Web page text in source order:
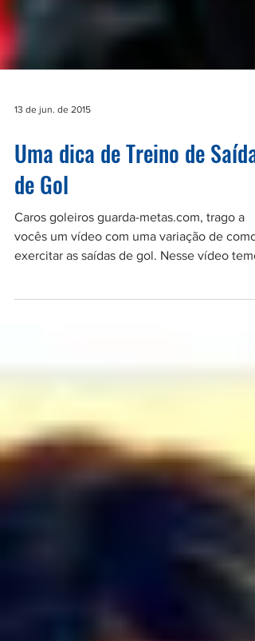
Uma dica de Treino de Saída
de Gol
Caros goleiros guarda-metas.com, trago a
vocês um vídeo com uma variação de como
movimentos...